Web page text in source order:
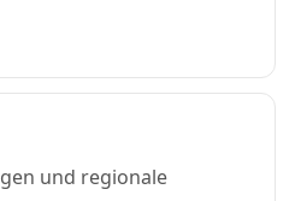
und regionale